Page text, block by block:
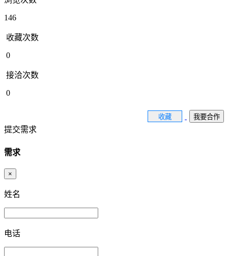
146
收藏次数
0
接洽次数
0
收藏 我要合作
提交需求
需求
×
姓名
电话